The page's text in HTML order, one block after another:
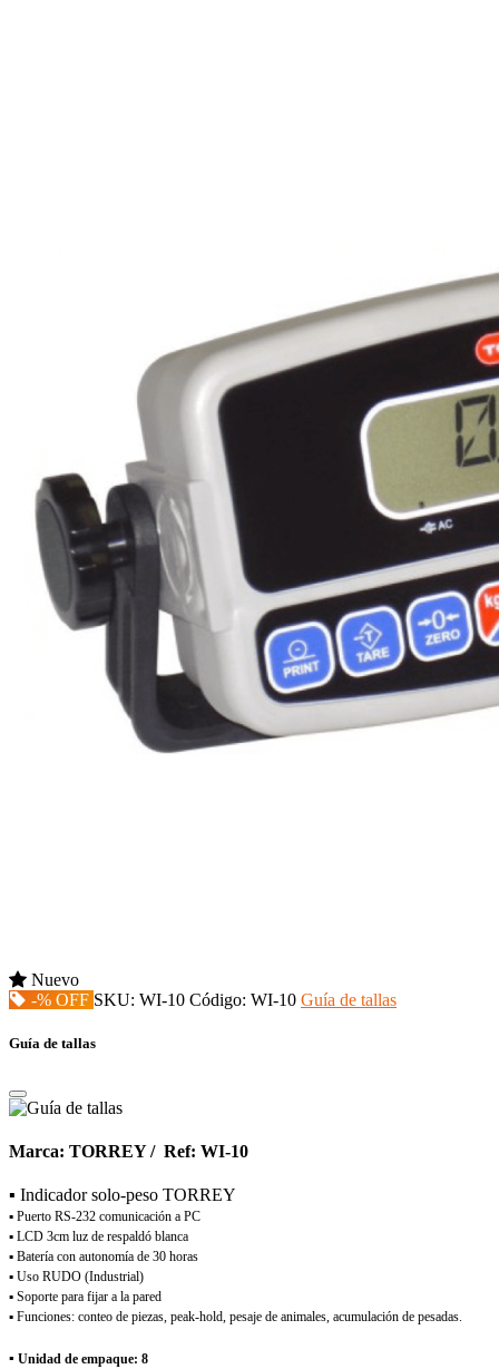
Nuevo
-% OFF SKU: WI-10 Código: WI-10 Guía de tallas
Guía de tallas
Marca: TORREY / Ref: WI-10
▪ Indicador solo-peso TORREY
▪ Puerto RS-232 comunicación a PC
▪ LCD 3cm luz de respaldó blanca
▪ Batería con autonomía de 30 horas
▪ Uso RUDO (Industrial)
▪ Soporte para fijar a la pared
▪ Funciones: conteo de piezas, peak-hold, pesaje de animales, acumulación de pesadas.
▪ Unidad de empaque: 8